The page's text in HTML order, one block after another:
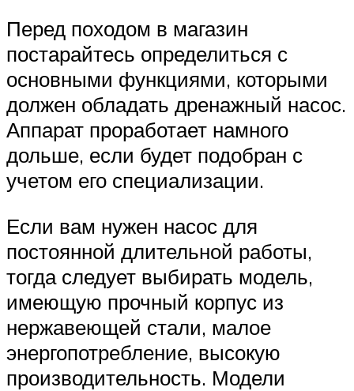
Перед походом в магазин
постарайтесь определиться с
основными функциями, которыми
должен обладать дренажный насос.
Аппарат проработает намного
дольше, если будет подобран с
учетом его специализации.
Если вам нужен насос для
постоянной длительной работы,
тогда следует выбирать модель,
имеющую прочный корпус из
нержавеющей стали, малое
энергопотребление, высокую
производительность. Модели